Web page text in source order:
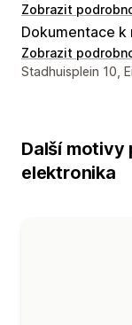
Zobrazit
Dokumentace k
Zobrazit
Kontaktní údaje
Stadhuisplein 10,
Další motivy
elektronika